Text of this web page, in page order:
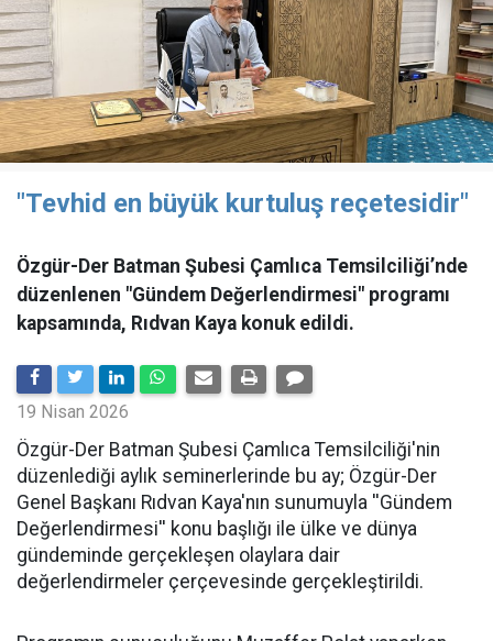
"Tevhid en büyük kurtuluş reçetesidir"
Özgür-Der Batman Şubesi Çamlıca Temsilciliği’nde
düzenlenen "Gündem Değerlendirmesi" programı
kapsamında, Rıdvan Kaya konuk edildi.
19 Nisan 2026
​Özgür-Der Batman Şubesi Çamlıca Temsilciliği'nin
düzenlediği aylık seminerlerinde bu ay; Özgür-Der
Genel Başkanı Rıdvan Kaya'nın sunumuyla ''Gündem
Değerlendirmesi'' konu başlığı ile ülke ve dünya
gündeminde gerçekleşen olaylara dair
değerlendirmeler çerçevesinde gerçekleştirildi.